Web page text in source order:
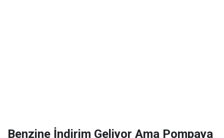
Benzine İndirim Geliyor Ama Pompaya